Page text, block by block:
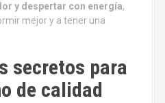
y despertar con energía,
mejor y a tener una
secretos para
de calidad